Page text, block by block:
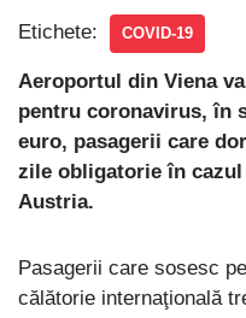
Etichete: COVID-19
Aeroportul din Viena
pentru coronavirus, în
euro, pasagerii care
zile obligatorie în
Austria.
Pasagerii care sosesc
călătorie internaţională